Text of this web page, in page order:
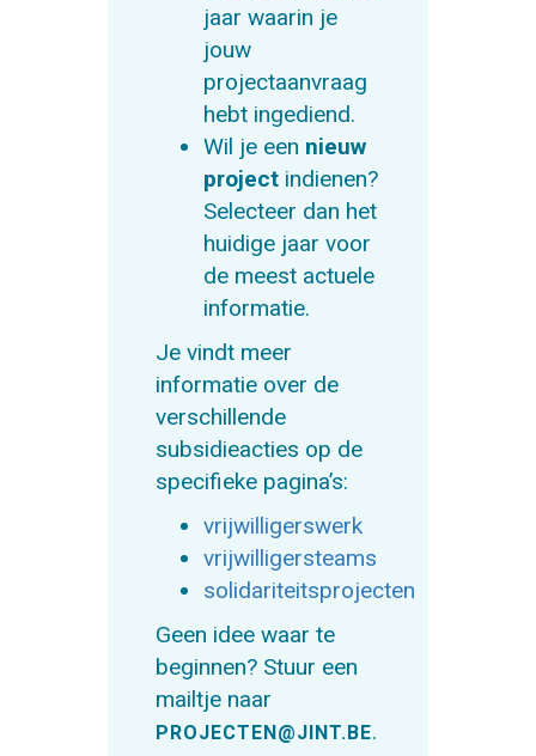
jaar waarin je
jouw
projectaanvraag
hebt ingediend.
Wil je een nieuw
projectindienen?
Selecteer dan het
huidige jaar voor
de meest actuele
informatie.
Je vindt meer
informatie over de
verschillende
subsidieacties op de
specifieke pagina’s:
vrijwilligerswerk
vrijwilligersteams
solidariteitsprojecten
Geen idee waar te
beginnen? Stuur een
mailtje naar
PROJECTEN@JINT.BE.